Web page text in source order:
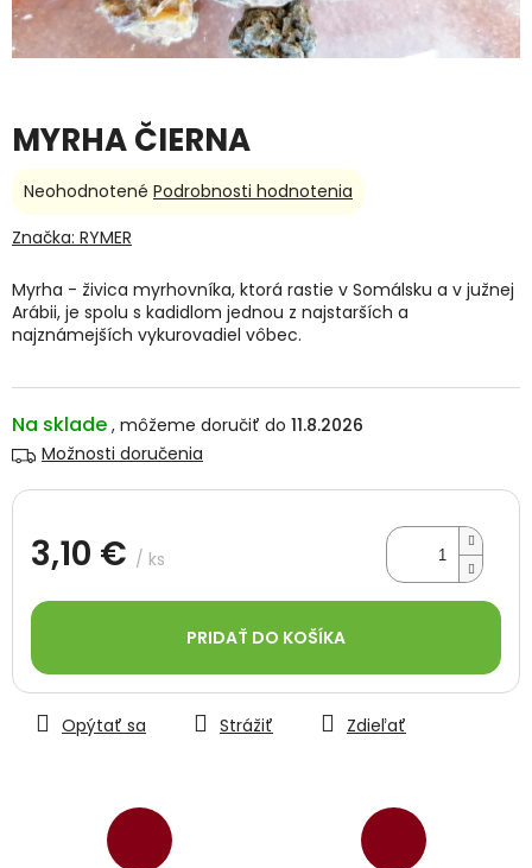
MYRHA ČIERNA
Na sklade
11.8.2026
Možnosti doručenia
3,10 € / ks
cena:
PRIDAŤ DO KOŠÍKA
Myrha - živica myrhovníka, ktorá rastie v Somálsku a v južnej
Arábii, je spolu s kadidlom jednou z najstarších a
najznámejších vykurovadiel vôbec.
Opýtať sa Strážiť Zdieľať
Priemerné
produktu
0,0
z
5
hviezdičiek.
Neohodnotené Podrobnosti hodnotenia
Značka: RYMER